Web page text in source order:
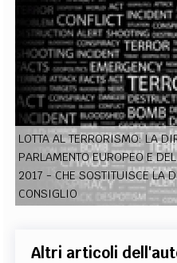
CODICI RUBRICHE LIBRI
LOTTA AL TERRORISMO: LA
PARLAMENTO EUROPEO E
2017 - CHE SOSTITUISCE LA
CONSIGLIO
Altri articoli